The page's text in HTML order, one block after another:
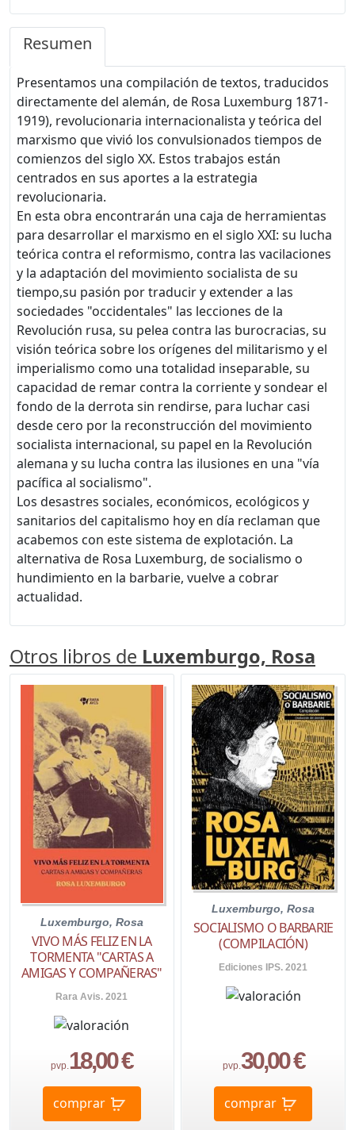
Resumen
Presentamos una compilación de textos, traducidos
directamente del alemán, de Rosa Luxemburg 1871-
1919), revolucionaria internacionalista y teórica del
marxismo que vivió los convulsionados tiempos de
comienzos del siglo XX. Estos trabajos están
centrados en sus aportes a la estrategia
revolucionaria.
En esta obra encontrarán una caja de herramientas
para desarrollar el marxismo en el siglo XXI: su lucha
teórica contra el reformismo, contra las vacilaciones
y la adaptación del movimiento socialista de su
tiempo,su pasión por traducir y extender a las
sociedades "occidentales" las lecciones de la
Revolución rusa, su pelea contra las burocracias, su
visión teórica sobre los orígenes del militarismo y el
imperialismo como una totalidad inseparable, su
capacidad de remar contra la corriente y sondear el
fondo de la derrota sin rendirse, para luchar casi
desde cero por la reconstrucción del movimiento
socialista internacional, su papel en la Revolución
alemana y su lucha contra las ilusiones en una "vía
pacífica al socialismo".
Los desastres sociales, económicos, ecológicos y
sanitarios del capitalismo hoy en día reclaman que
acabemos con este sistema de explotación. La
alternativa de Rosa Luxemburg, de socialismo o
hundimiento en la barbarie, vuelve a cobrar
actualidad.
Otros libros de Luxemburgo, Rosa
Luxemburgo, Rosa
VIVO MÁS FELIZ EN LA
TORMENTA "CARTAS A
AMIGAS Y COMPAÑERAS"
Rara Avis. 2021
pvp.18,00 €
comprar
Luxemburgo, Rosa
SOCIALISMO O BARBARIE
(COMPILACIÓN)
Ediciones IPS. 2021
pvp.30,00 €
comprar